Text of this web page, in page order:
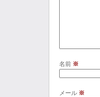
名前 ※
メール ※